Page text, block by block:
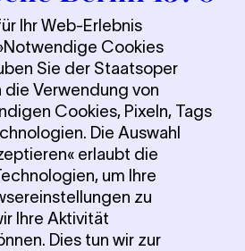
Ihr Web-Erlebnis
Cookies
Sie der Staatsoper
die Verwendung von
Cookies, Pixeln, Tags
Die Auswahl
erlaubt die
um Ihre
zu
Ihre Aktivität
Dies tun wir zur